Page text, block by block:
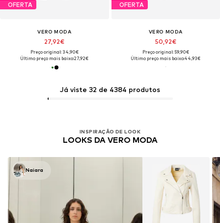
OFERTA
VERO MODA
27,92€
Preço original: 34,90€
Último preço mais baixo:27,92€
OFERTA
VERO MODA
50,92€
Preço original: 59,90€
Último preço mais baixo:44,93€
Já viste 32 de 4384 produtos
INSPIRAÇÃO DE LOOK
LOOKS DA VERO MODA
Naiara